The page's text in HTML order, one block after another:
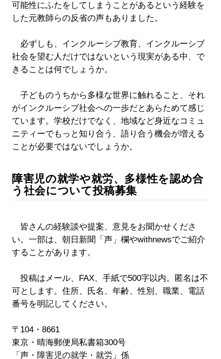
可能性にふたをしてしまうことがあるという経験を
した元教師らの反省の声もありました。
必ずしも、インクルーシブ教育、インクルーシブ
社会を望む人だけではないという現実がある中、で
きることは何でしょうか。
子どものうちから多様な世界に触れること、それ
がインクルーシブ社会への一歩だとあらためて感じ
ています。学校だけでなく、地域など身近なコミュ
ニティーでもっと知り合う、語り合う機会が増える
ことが必要ではないでしょうか。
障害児の就学や就労、多様性を認め合
う社会について投稿募集
皆さんの経験談や提案、意見をお聞かせくださ
い。一部は、朝日新聞「声」欄やwithnewsでご紹介
することがあります。
投稿はメール、FAX、手紙で500字以内。匿名は不
可とします。住所、氏名、年齢、性別、職業、電話
番号を明記してください。
〒104・8661
東京・晴海郵便局私書箱300号
「声・障害児の就学・就労」係